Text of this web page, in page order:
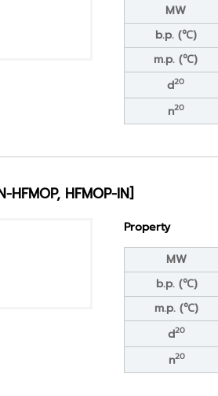
MW
b.p. (℃)
m.p. (℃)
d20
n20
HFMOP-IN]
Property
MW
b.p. (℃)
m.p. (℃)
d20
n20